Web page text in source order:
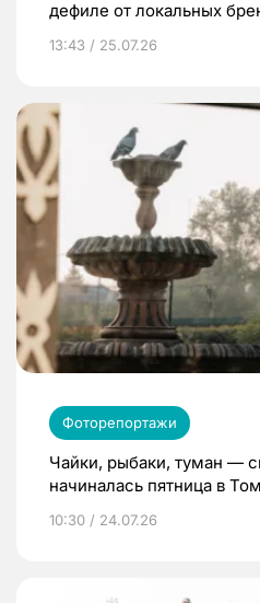
дефиле от локальных
13:43 / 25.07.26
Фоторепортажи
Чайки, рыбаки, туман —
начиналась пятница в
10:30 / 24.07.26